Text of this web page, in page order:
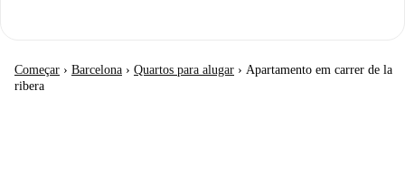
Começar › Barcelona › Quartos para alugar › Apartamento em carrer de la
ribera